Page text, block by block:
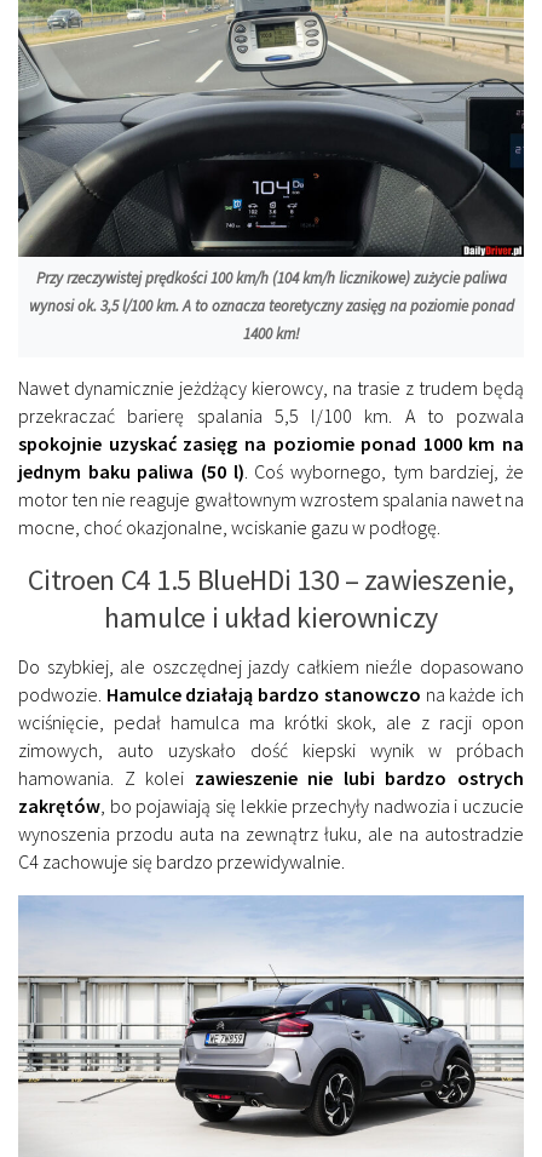
Przy rzeczywistej prędkości 100 km/h (104 km/h licznikowe) zużycie paliwa
wynosi ok. 3,5 l/100 km. A to oznacza teoretyczny zasięg na poziomie ponad
1400 km!
Nawet dynamicznie jeżdżący kierowcy, na trasie z trudem będą
przekraczać barierę spalania 5,5 l/100 km. A to pozwala
spokojnie uzyskać zasięg na poziomie ponad 1000 km na
jednym baku paliwa (50 l) . Coś wybornego, tym bardziej, że
motor ten nie reaguje gwałtownym wzrostem spalania nawet na
mocne, choć okazjonalne, wciskanie gazu w podłogę.
Citroen C4 1.5 BlueHDi 130 – zawieszenie,
hamulce i układ kierowniczy
Do szybkiej, ale oszczędnej jazdy całkiem nieźle dopasowano
podwozie. Hamulce działają bardzo stanowczo na każde ich
wciśnięcie, pedał hamulca ma krótki skok, ale z racji opon
zimowych, auto uzyskało dość kiepski wynik w próbach
hamowania. Z kolei zawieszenie nie lubi bardzo ostrych
zakrętów , bo pojawiają się lekkie przechyły nadwozia i uczucie
wynoszenia przodu auta na zewnątrz łuku, ale na autostradzie
C4 zachowuje się bardzo przewidywalnie.